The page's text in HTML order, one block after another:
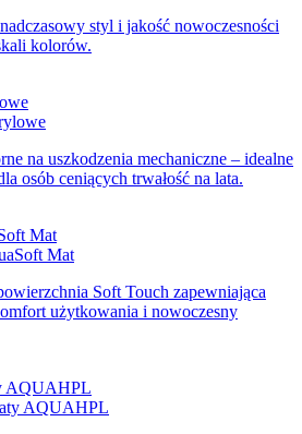
styl i jakość nowoczesności
kolorów.
na uszkodzenia mechaniczne – idealne
osób ceniących trwałość na lata.
Mat
Soft Touch zapewniająca
użytkowania i nowoczesny
AQUAHPL